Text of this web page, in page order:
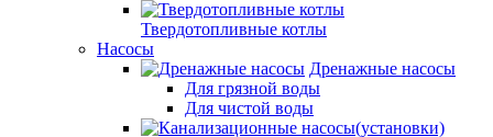
Твердотопливные котлы
Насосы
Дренажные насосы
Для грязной воды
Для чистой воды